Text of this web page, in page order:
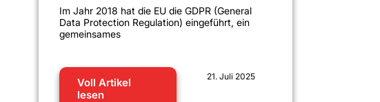
Im Jahr 2018 hat die EU die GDPR (General
Data Protection Regulation) eingeführt, ein
gemeinsames
Voll Artikel
lesen
21. Juli 2025